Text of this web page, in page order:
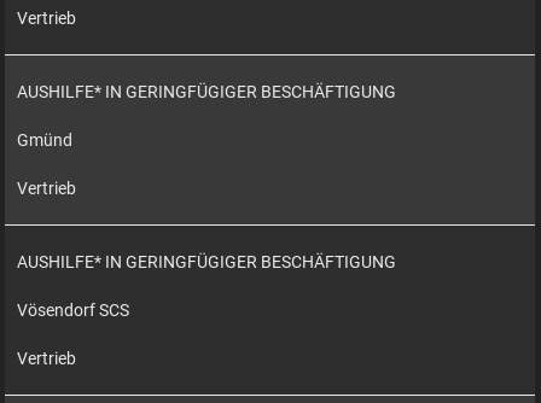
Vertrieb
AUSHILFE* IN GERINGFÜGIGER BESCHÄFTIGUNG
Gmünd
Vertrieb
AUSHILFE* IN GERINGFÜGIGER BESCHÄFTIGUNG
Vösendorf SCS
Vertrieb